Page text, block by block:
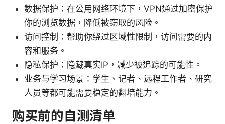
数据保护：在公用网络环境下，VPN通过加密保护
你的浏览数据，降低被窃取的风险。
访问控制：帮助你绕过区域性限制，访问需要的内
容和服务。
隐私保护：隐藏真实IP，减少被追踪的可能性。
业务与学习场景：学生、记者、远程工作者、研究
人员等都可能需要稳定的翻墙能力。
购买前的自测清单